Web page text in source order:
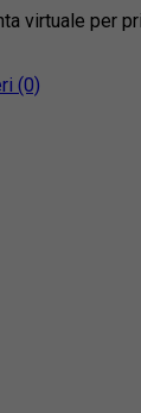
virtuale per
(0)